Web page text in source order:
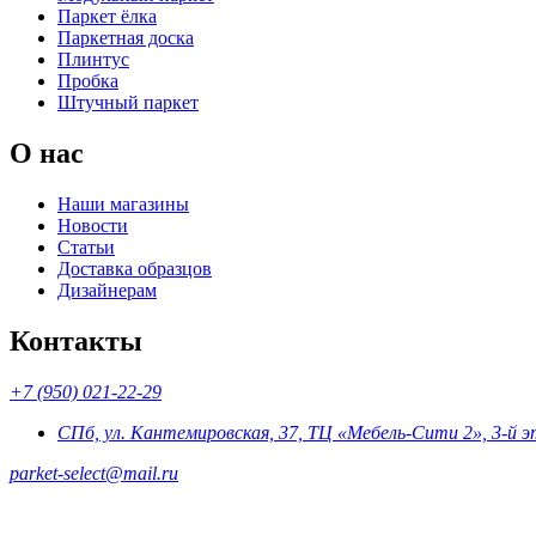
Паркет ёлка
Паркетная доска
Плинтус
Пробка
Штучный паркет
О нас
Наши магазины
Новости
Статьи
Доставка образцов
Дизайнерам
Контакты
+7 (950) 021-22-29
СПб, ул. Кантемировская, 37, ТЦ «Мебель-Сити 2», 3-й
parket-select@mail.ru